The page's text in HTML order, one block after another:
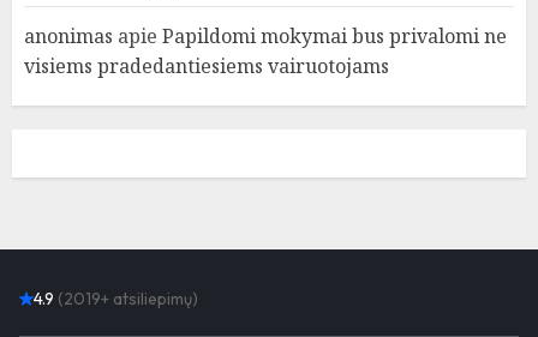
anonimas apie Papildomi mokymai bus privalomi ne
visiems pradedantiesiems vairuotojams
4.9 (2019+ atsiliepimų)